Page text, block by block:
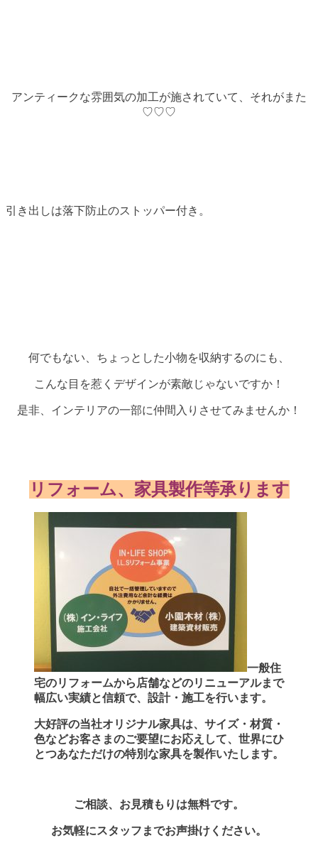
アンティークな雰囲気の加工が施されていて、それがまた
♡♡♡
引き出しは落下防止のストッパー付き。
何でもない、ちょっとした小物を収納するのにも、
こんな目を惹くデザインが素敵じゃないですか！
是非、インテリアの一部に仲間入りさせてみませんか！
リフォーム、家具製作等承ります
一般住
宅のリフォームから店舗などのリニューアルまで
幅広い実績と信頼で、設計・施工を行います。
大好評の当社オリジナル家具は、サイズ・材質・
色などお客さまのご要望にお応えして、世界にひ
とつあなただけの特別な家具を製作いたします。
ご相談、お見積もりは無料です。
お気軽にスタッフまでお声掛けください。